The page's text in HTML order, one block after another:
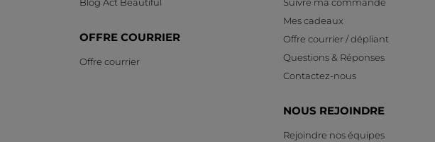
OFFRE COURRIER
Offre courrier
Mes cadeaux
Offre courrier / dépliant
Questions & Réponses
Contactez-nous
NOUS REJOINDRE
Rejoindre nos équipes